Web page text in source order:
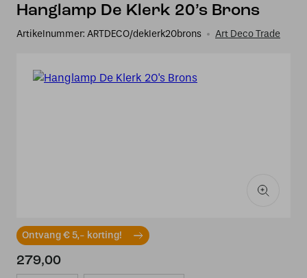
Hanglamp De Klerk 20’s Brons
Artikelnummer: ARTDECO/deklerk20brons Art Deco Trade
Ontvang € 5,- korting!
279,00